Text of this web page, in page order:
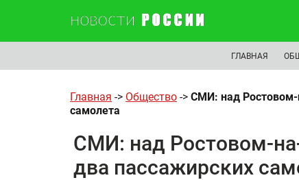
ГЛАВНАЯ
Главная -> Общество -> СМИ: над Ростовом-
самолета
СМИ: над Ростовом-
два пассажирских